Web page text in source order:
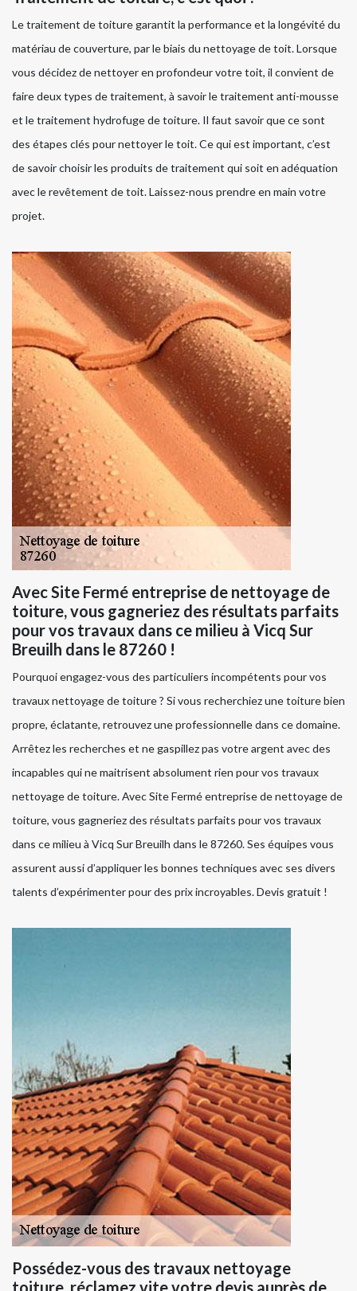
Le traitement de toiture garantit la performance et la longévité du
matériau de couverture, par le biais du nettoyage de toit. Lorsque
vous décidez de nettoyer en profondeur votre toit, il convient de
faire deux types de traitement, à savoir le traitement anti-mousse
et le traitement hydrofuge de toiture. Il faut savoir que ce sont
des étapes clés pour nettoyer le toit. Ce qui est important, c’est
de savoir choisir les produits de traitement qui soit en adéquation
avec le revêtement de toit. Laissez-nous prendre en main votre
projet.
Avec Site Fermé entreprise de nettoyage de
toiture, vous gagneriez des résultats parfaits
pour vos travaux dans ce milieu à Vicq Sur
Breuilh dans le 87260 !
Pourquoi engagez-vous des particuliers incompétents pour vos
travaux nettoyage de toiture ? Si vous recherchiez une toiture bien
propre, éclatante, retrouvez une professionnelle dans ce domaine.
Arrêtez les recherches et ne gaspillez pas votre argent avec des
incapables qui ne maitrisent absolument rien pour vos travaux
nettoyage de toiture. Avec Site Fermé entreprise de nettoyage de
toiture, vous gagneriez des résultats parfaits pour vos travaux
dans ce milieu à Vicq Sur Breuilh dans le 87260. Ses équipes vous
assurent aussi d’appliquer les bonnes techniques avec ses divers
talents d’expérimenter pour des prix incroyables. Devis gratuit !
Possédez-vous des travaux nettoyage